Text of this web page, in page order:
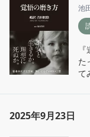
結
す
湿
池
た
て
2025年9月23日